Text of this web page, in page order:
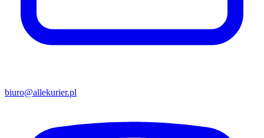
biuro@allekurier.pl